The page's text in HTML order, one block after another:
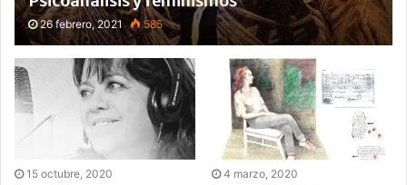
26 febrero, 2021 585
15 octubre, 2020 4 marzo, 2020